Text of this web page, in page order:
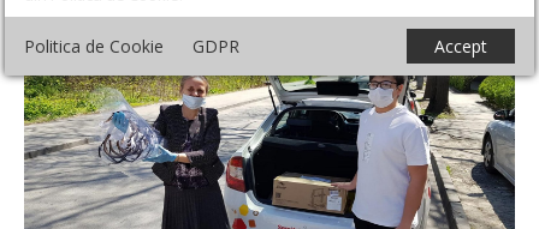
Politica de Cookie GDPR Accept